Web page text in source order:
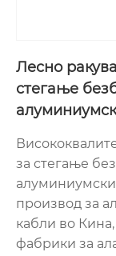
Лесно
стегање
за стегање
производ за
кабли во
фабрики за